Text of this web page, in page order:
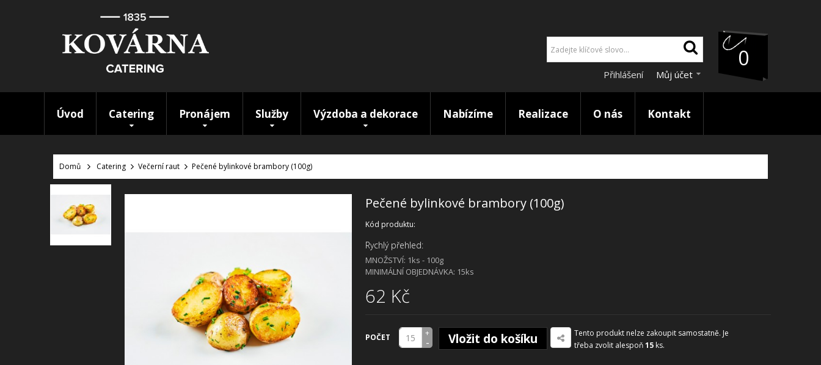
0
Přihlášení Můj účet
Úvod Catering Pronájem Služby Výzdoba a dekorace Nabízíme Realizace O nás Kontakt
Domů Catering Večerní raut Pečené bylinkové brambory (100g)
Pečené bylinkové brambory (100g)
Kód produktu:
Rychlý přehled:
MNOŽSTVÍ: 1ks - 100g
MINIMÁLNÍ OBJEDNÁVKA: 15ks
62 Kč
POČET +
- Vložit do košíku
Tento produkt nelze zakoupit samostatně. Je
třeba zvolit alespoň15 ks.